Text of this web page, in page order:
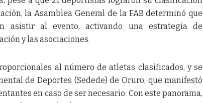
la Asamblea General de la FAB determinó que
asistir al evento, activando una estrategia de
y las asociaciones.
al número de atletas clasificados, y se
de Deportes (Sedede) de Oruro, que manifestó
en caso de ser necesario. Con este panorama,